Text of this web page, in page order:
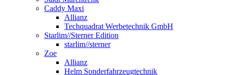
Caddy Maxi
Allianz
Techquadrat Werbetechnik GmbH
Starlim//Sterner Edition
starlim//sterner
Zoe
Allianz
Helm Sonderfahrzeugtechnik